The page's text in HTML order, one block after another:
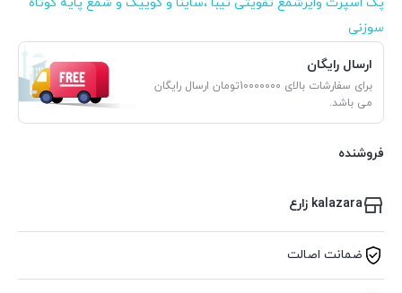
پک اسپرت وایرشمع تقویتی تیبا ،ساینا و کوییک و شمع پایه کوتاه
سوزنی
ارسال رایگان
برای سفارشات بالای 10000000تومان ارسال رایگان
می باشد.
فروشنده
kalazara زارع
ضمانت اصالت